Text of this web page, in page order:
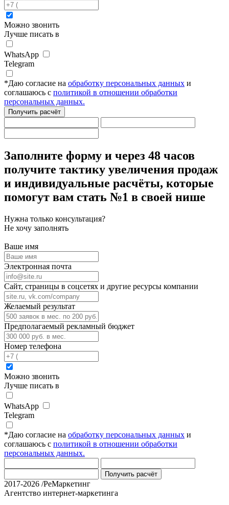
Можно звонить
Лучше писать в
WhatsApp
Telegram
*Даю согласие на обработку персональных данных и
соглашаюсь с политикой в отношении обработки
персональных данных.
Получить расчёт
Заполните форму и через 48 часов
получите тактику увеличения продаж
и индивидуальные расчёты, которые
помогут вам стать №1 в своей нише
Нужна только консультация?
Не хочу заполнять
Ваше имя
Электронная почта
Сайт, страницы в соцсетях и другие ресурсы компании
Желаемый результат
Предполагаемый рекламный бюджет
Номер телефона
Можно звонить
Лучше писать в
WhatsApp
Telegram
*Даю согласие на обработку персональных данных и
соглашаюсь с политикой в отношении обработки
персональных данных.
Получить расчёт
2017-2026 /РеМаркетинг
Агентство интернет-маркетинга